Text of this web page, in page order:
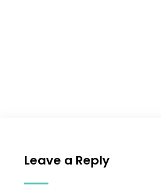
Leave a Reply